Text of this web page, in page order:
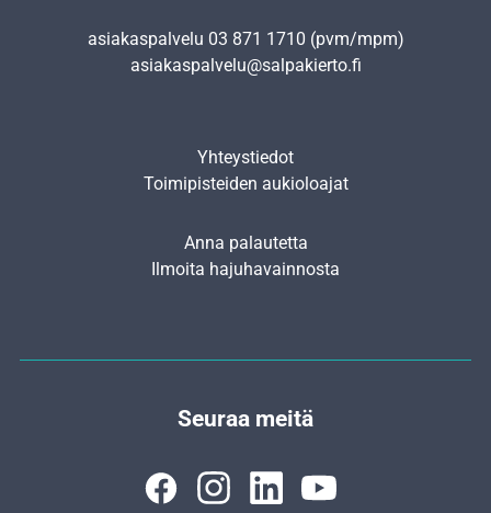
asiakaspalvelu 03 871 1710 (pvm/mpm)
asiakaspalvelu@salpakierto.fi
Yhteystiedot
Toimipisteiden aukioloajat
Anna palautetta
Ilmoita hajuhavainnosta
Seuraa meitä